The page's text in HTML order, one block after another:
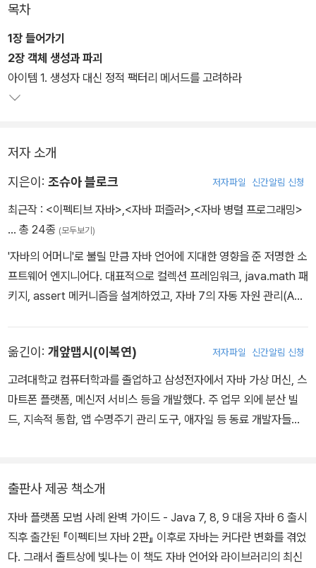
목차
1장 들어가기
2장 객체 생성과 파괴
아이템 1. 생성자 대신 정적 팩터리 메서드를 고려하라
저자 소개
지은이: 조슈아 블로크 저자파일 신간알림 신청
최근작 : <이펙티브 자바> <자바 퍼즐러> <자바 병렬 프로그래밍>
… 총 24종 (모두보기)
'자바의 어머니'로 불릴 만큼 자바 언어에 지대한 영향을 준 저명한 소
프트웨어 엔지니어다. 대표적으로 컬렉션 프레임워크, java.math 패
키지, assert 메커니즘을 설계하였고, 자바 7의 자동 자원 관리(AR
이며, 『자바 병렬 프로그래밍』의 공동 저자이다.
옮긴이: 개앞맵시(이복연) 저자파일 신간알림 신청
고려대학교 컴퓨터학과를 졸업하고 삼성전자에서 자바 가상 머신, 스
마트폰 플랫폼, 메신저 서비스 등을 개발했다. 주 업무 외에 분산 빌
드, 지속적 통합, 앱 수명주기 관리 도구, 애자일 등 동료 개발자들에
『구글 엔지니어는 이렇게 일한다』, 『리팩터링 2판』, 『JVM 밑바닥까
지 파헤치기』, 『이펙티브 자바 3판』 등을 번역했다. - 페이스북: face
book.com/dev.loadmap - 개앞맵시에게 번역이란: brunch.co.k
r/@wegra/27
출판사 제공 책소개
자바 플랫폼 모범 사례 완벽 가이드 - Java 7, 8, 9 대응 자바 6 출시
직후 출간된 『이펙티브 자바 2판』 이후로 자바는 커다란 변화를 겪었
다. 그래서 졸트상에 빛나는 이 책도 자바 언어와 라이브러리의 최신